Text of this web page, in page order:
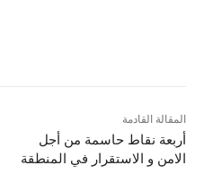
المقالة القادمة
أربعة نقاط حاسمة من أجل
الامن و الاستقرار في المنطقة